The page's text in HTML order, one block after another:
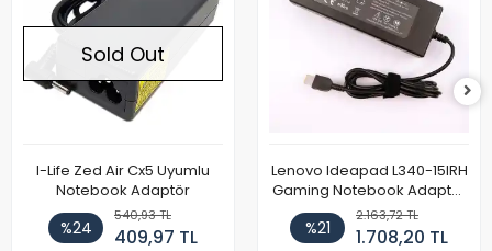
Sold Out
I-Life Zed Air Cx5 Uyumlu
Notebook Adaptör
%24
540,93 TL
409,97 TL
Lenovo Ideapad L340-15IRH
Gaming Notebook Adaptör
Cihazı Şarj Aleti (150W)
%21
2.163,72 TL
1.708,20 TL